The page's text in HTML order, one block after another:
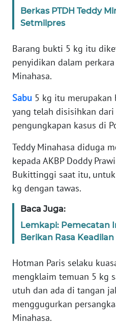
Berkas PTDH Teddy
Setmilpres
Barang bukti 5 kg itu
penyidikan dalam
Minahasa.
Sabu 5 kg itu merupakan
yang telah disisihkan
pengungkapan kasus di
Teddy Minahasa diduga
kepada AKBP Doddy
Bukittinggi saat itu,
kg dengan tawas.
Baca Juga:
Lemkapi: Pemecatan
Berikan Rasa Keadilan
Hotman Paris selaku
mengklaim temuan 5 kg
utuh dan ada di tangan
menggugurkan
Minahasa.
TENTANG
PEDOMAN
MEDIA
SIBER
KARIR
DISCLAIMER
Wahana
News
Regional
WN
SUMUT
JAKARTA
WN
JABAR